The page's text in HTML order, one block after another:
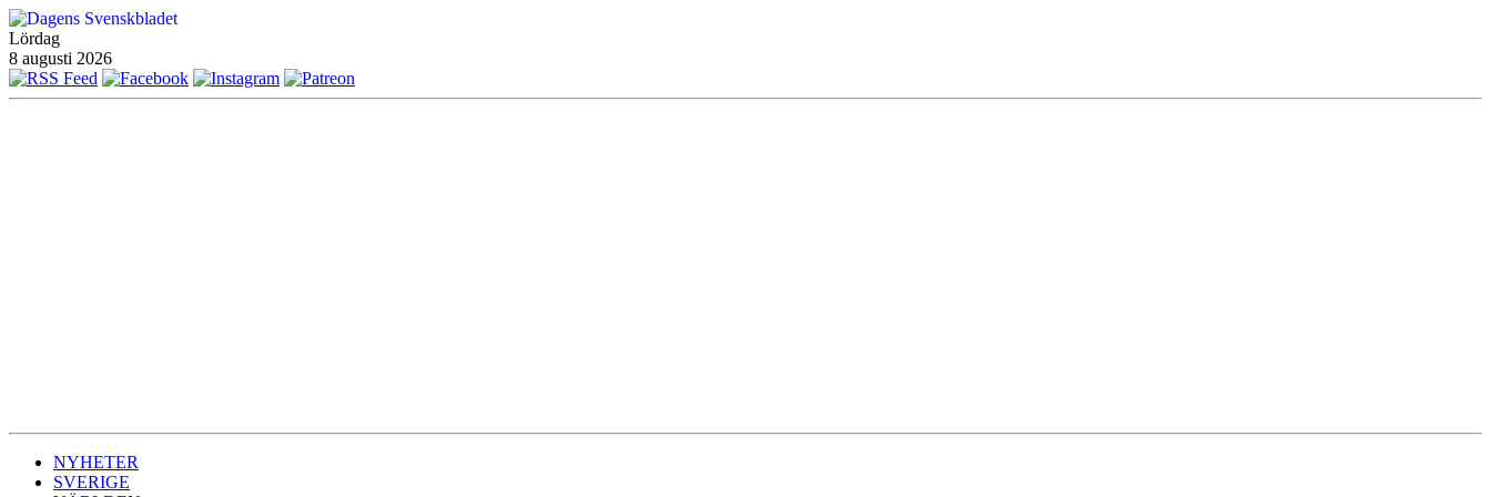
Lördag
8 augusti 2026
NYHETER
SVERIGE